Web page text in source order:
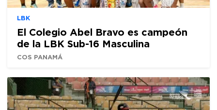
LBK
El Colegio Abel Bravo es campeón
de la LBK Sub-16 Masculina
COS PANAMÁ